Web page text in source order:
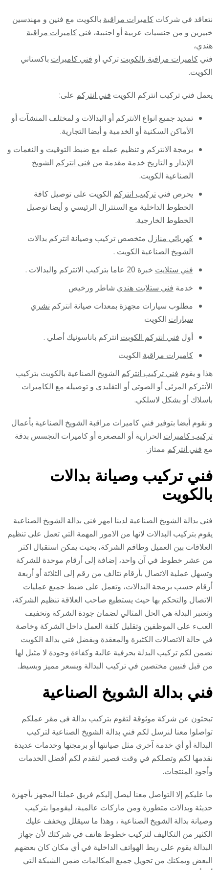
نتعاقد في شركاتكاميرات مراقبة بالكويت مع فنين و مهندسين
خبيرين و من جنسيات عربية أو اجنبية، فنيكاميرات مراقبة
هندي،
فنيكاميرات مراقبة بالكويت تركي أو فني كاميرات باكستاني
الكويت.
يعمل فني تركيب انتركم الكويت فني انتركم على:
تمديد جميع انواع الانتركم أو البدالات و لمختلف المنشآت أو
الأماكن السكنية أو الخدمية و أيضا التجارية.
برمجة الانتركم و تنظيم عمله مع ضبط التوقيت و النغمات و
الإنذار و التاريخ خدمة مقدمة من فني انتركم الشويخ
الصناعية الكويت.
يحرص فنيتركيب انتركم الكويت على توصيل كافة
الخطوط الداخلية مع السنترال الرئيسي و أيضا توصيل
الخطوط الخارجية.
كهربائي منازل متخصص تركيب وصيانة انتركم بدالات
الشويخ الصناعية الكويت .
فني ستلايت خبرة 20 عاما بتركيب الانتركم والبدالات .
خدمة فني ستلايت هندي شاطر ورخيص
مطلوب سيارات مجهزة بمعدات صيانة انتركم نشري
سيارات الكويت
أول فني انتركم الكويت انتركم باناسونيك أصلي .
كاميرات مراقبة الكويت
هذا و يقوم فني تركيب انتركم الشويخ الصناعية بالكويت بتركيب
الأنتركم المرئي أو الصوتي أو التقليدي و توصيله مع الكاميرات
باسلاك أو بشكل لاسلكي.
و نقوم أيضا بتوفير فني كاميرات مراقبة الشويخ الصناعية بأعمال
تركيب كاميرات الحرارية أو المصغرة أو كاميرات التجسس بدقة
مع فني انتركم ممتاز.
فني تركيب وصيانة بدالات
بالكويت
فني بدالة الشويخ الصناعية لدينا امهر فني بدالة الشويخ الصناعية
يقوم بتركيب البدالات لانها من الامور المهمة التي تعمل على تنظيم
العلاقات بين العميل وطاقم الشركة، بحيث يمكن استقبال اكثر
من عشر خطوط في آن واحد، إضافة إلى أرقام موحدة للشركة
وتسهل عملية الاتصال بأرقام تتالف من رقم إلى الثلاثة أو أربعة
أرقام حسب برمجة البدالات، وتعمل على ضبط جميع عمليات
الاتصال والتحكم بها حيث يستطيع صاحب العلاقة تنظيم الشركة،
وتعتبر البدلة هي الحل المثالي لضمان جودة الشركة وتخفيف
العبء على الموظفين وتقليل كلفة العمل داخل الشركة وخاصة
في حالة الاتصالات الكثيرة والمعقدة وبفضل فني بدالة الكويت
نضمن لكم تركيب البدلة بحرفية عالية وكفاءة وجودة لا مثيل لها
من قبل فنيين مختصين في تركيب البدالة وبسعر مميز وبسيط.
فني بدالة الشويخ الصناعية
تبحثون عن شركة موثوقة لتقوم بتركيب بدالة في مقر عملكم
تواصلوا معنا لنرسل لكم فني بدالة الشويخ الصناعية لتركيب
البدالة أو أي خدمة آخرى مثل صيانتها أو برمجتها وخدمات عديدة
نقدمها لكم وتصلكم في وقت قصير لنقدم لكم أفضل الخدمات
وأجود المنتجات.
ما عليكم إلا التواصل معنا ليصل إليكم فريق عملنا المجهز بأجهزة
حديثة وبدالات متطورة ومن ماركات عالمية، ليقوموا بتركيب
وصيانة بدالة الشويخ الصناعية ، وهذا ما سيقلل ويخفف عليك
الكثير من التكاليف لتركيب خطوط هاتف في شركتك لأن جهاز
البدالة يقوم على ربط الهواتف الداخلية في أي مكان كان بعضهم
البعض ويمكنك من تحويل جميع المكالمات ضمن الشبكة التي